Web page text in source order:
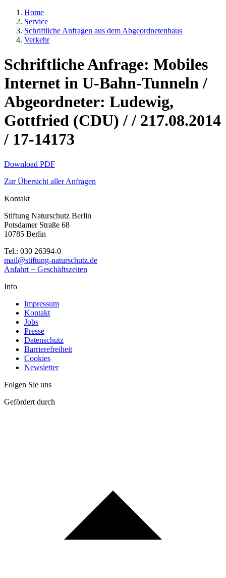
Home
Service
Schriftliche Anfragen aus dem Abgeordnetenhaus
Verkehr
Schriftliche Anfrage: Mobiles
Internet in U-Bahn-Tunneln /
Abgeordneter: Ludewig,
Gottfried (CDU) / / 217.08.2014
/ 17-14173
Download PDF
Zur Übersicht aller Anfragen
Kontakt
Stiftung Naturschutz Berlin
Potsdamer Straße 68
10785 Berlin
Tel.: 030 26394-0
mail@stiftung-naturschutz.de
Anfahrt + Geschäftszeiten
Info
Impressum
Kontakt
Jobs
Presse
Datenschutz
Barrierefreiheit
Cookies
Newsletter
Folgen Sie uns
Gefördert durch